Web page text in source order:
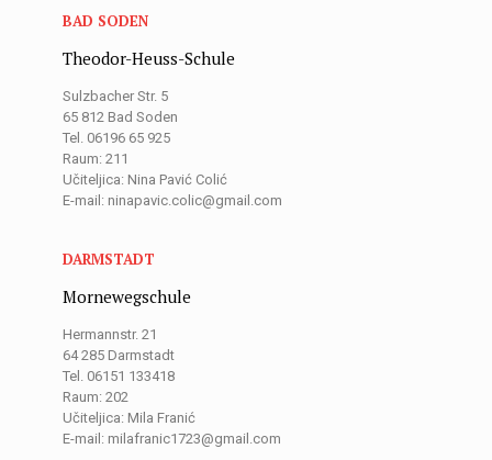
BAD SODEN
Theodor-Heuss-Schule
Sulzbacher Str. 5
65 812 Bad Soden
Tel. 06196 65 925
Raum: 211
Učiteljica: Nina Pavić Colić
E-mail: ninapavic.colic@gmail.com
DARMSTADT
Mornewegschule
Hermannstr. 21
64 285 Darmstadt
Tel. 06151 133418
Raum: 202
Učiteljica: Mila Franić
E-mail: milafranic1723@gmail.com